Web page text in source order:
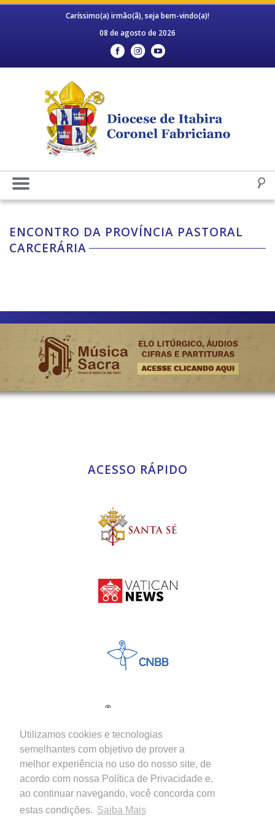
Utilizamos cookies e tecnologias
semelhantes com objetivo de prover a
melhor experiência no uso do nosso site, de
acordo com nossa Política de Privacidade e,
ao continuar navegando, você concorda com
estas condições. Saiba Mais
Caríssimo(a) irmão(ã), seja bem-vindo(a)!
08 de agosto de 2026
ENCONTRO DA PROVÍNCIA PASTORAL
CARCERÁRIA
ACESSO RÁPIDO